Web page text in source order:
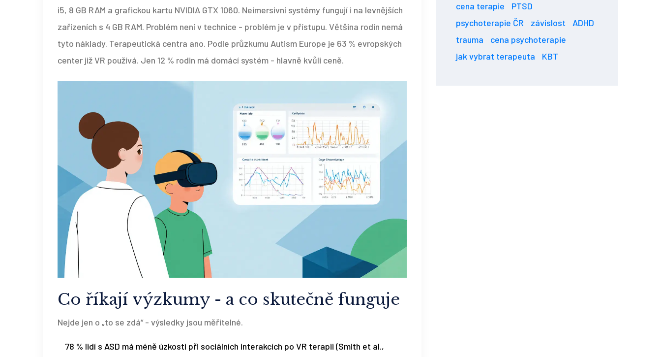
i5, 8 GB RAM a grafickou kartu NVIDIA GTX 1060. Neimersivní systémy fungují i na levnějších
zařízeních s 4 GB RAM. Problém není v technice - problém je v přístupu. Většina rodin nemá
tyto náklady. Terapeutická centra ano. Podle průzkumu Autism Europe je 63 % evropských
center již VR používá. Jen 12 % rodin má domácí systém - hlavně kvůli ceně.
Co říkají výzkumy - a co skutečně funguje
Nejde jen o „to se zdá“ - výsledky jsou měřitelné.
78 % lidí s ASD má méně úzkosti při sociálních interakcích po VR terapii (Smith et al.,
cena terapie
PTSD
psychoterapie ČR
závislost
ADHD
trauma
cena psychoterapie
jak vybrat terapeuta
KBT